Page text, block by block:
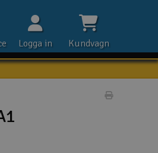
Kundvagn
Logga in